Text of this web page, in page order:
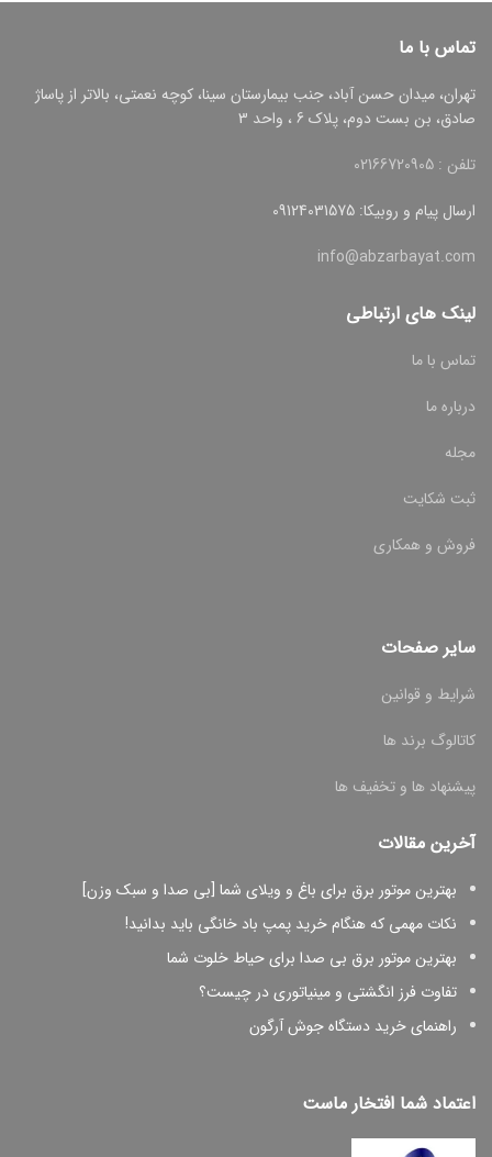
تماس با ما
تهران، میدان حسن آباد، جنب بیمارستان سینا، کوچه نعمتی، بالاتر از پاساژ
صادق، بن بست دوم، پلاک 6 ، واحد 3
تلفن : 02166720905
ارسال پیام و روبیکا: 09124031575
info@abzarbayat.com
لینک های ارتباطی
تماس با ما
درباره ما
مجله
ثبت شکایت
فروش و همکاری
سایر صفحات
شرایط و قوانین
کاتالوگ برند ها
پیشنهاد ها و تخفیف ها
آخرین مقالات
بهترین موتور برق برای باغ و ویلای شما [بی صدا و سبک وزن]
نکات مهمی که هنگام خرید پمپ باد خانگی باید بدانید!
بهترین موتور برق بی صدا برای حیاط خلوت شما
تفاوت فرز انگشتی و مینیاتوری در چیست؟
راهنمای خرید دستگاه جوش آرگون
اعتماد شما افتخار ماست